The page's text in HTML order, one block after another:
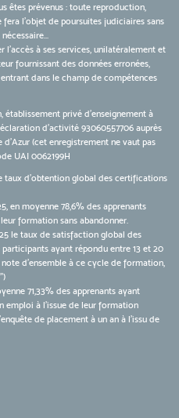
êtes prévenus : toute reproduction,
l'objet de poursuites judiciaires sans
l'accès à ses services, unilatéralement et
fournissant des données erronées,
dans le champ de compétences
privé d’enseignement à
d’activité 93060557706 auprès
(cet enregistrement ne vaut pas
UAI 0062199H
taux d'obtention global des certifications
en moyenne 78,6% des apprenants
formation sans abandonner.
le taux de satisfaction global des
ayant répondu entre 13 et 20
d’ensemble à ce cycle de formation,
71,33% des apprenants ayant
emploi à l'issue de leur formation
de placement à un an à l'issu de